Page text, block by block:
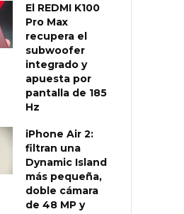
El REDMI K100
Pro Max
recupera el
subwoofer
integrado y
apuesta por
pantalla de 185
Hz
iPhone Air 2:
filtran una
Dynamic Island
más pequeña,
doble cámara
de 48 MP y